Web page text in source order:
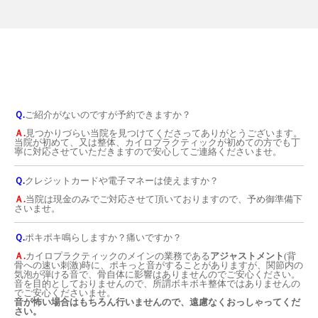
Ｑ.ご紹介がないのですが予約できますか？
Ａ.見つかりづらい当院を見つけてくださってありがとうございます。
当院が初めて、又は整体、カイロプラクティックが初めての方でも丁
寧に対応させていただきますので安心してご連絡くださいませ。
Ｑ.クレジットカードや電子マネーは使えますか？
Ａ.当院は現金のみでご対応させて頂いておりますので、予め御準備下
さいませ。
Ｑ.ポキポキ鳴らしますか？痛いですか？
Ａ.カイロプラクティックのメインの業務であるアジャストメント(背
骨への速い刺激)時に、ポキっと音がすることがありますが、関節内の
気泡が弾ける音で、骨自体に影響はありませんのでご安心ください。
音を目的としておりませんので、所謂ボキボキ整体ではありませんの
でご安心くださいませ。
音が怖い場合はもちろん行いませんので、遠慮なくおっしゃってくだ
さい。
Q&A
BLOGs